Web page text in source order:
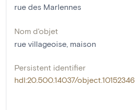
rue des Marlennes
Nom d'objet
rue villageoise, maison
Persistent identifier
hdl:20.500.14037/object.10152346